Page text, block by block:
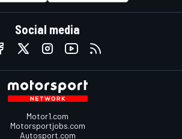
Social media
Motor1.com
Motorsportjobs.com
Autosport.com